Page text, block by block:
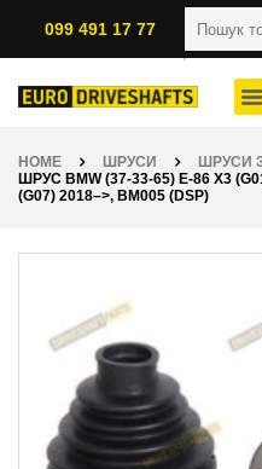
099 491 17 77
HOME ШРУСИ
ШРУСИ
ШРУС BMW (37-33-65) E-86 X3
(G07) 2018–>, BM005 (DSP)